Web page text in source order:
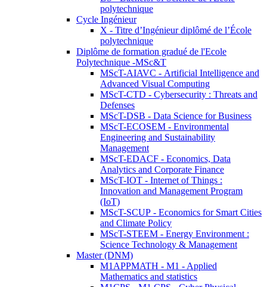
polytechnique
Cycle Ingénieur
X - Titre d’Ingénieur diplômé de l’École
polytechnique
Diplôme de formation gradué de l'Ecole
Polytechnique -MSc&T
MScT-AIAVC - Artificial Intelligence and
Advanced Visual Computing
MScT-CTD - Cybersecurity : Threats and
Defenses
MScT-DSB - Data Science for Business
MScT-ECOSEM - Environmental
Engineering and Sustainability
Management
MScT-EDACF - Economics, Data
Analytics and Corporate Finance
MScT-IOT - Internet of Things :
Innovation and Management Program
(IoT)
MScT-SCUP - Economics for Smart Cities
and Climate Policy
MScT-STEEM - Energy Environment :
Science Technology & Management
Master (DNM)
M1APPMATH - M1 - Applied
Mathematics and statistics